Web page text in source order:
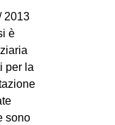
2013
è
per la
sono